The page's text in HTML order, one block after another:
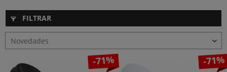
FILTRAR
-71% -71%